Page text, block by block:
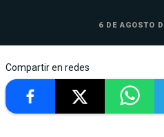
6 DE AGOSTO
Compartir en redes